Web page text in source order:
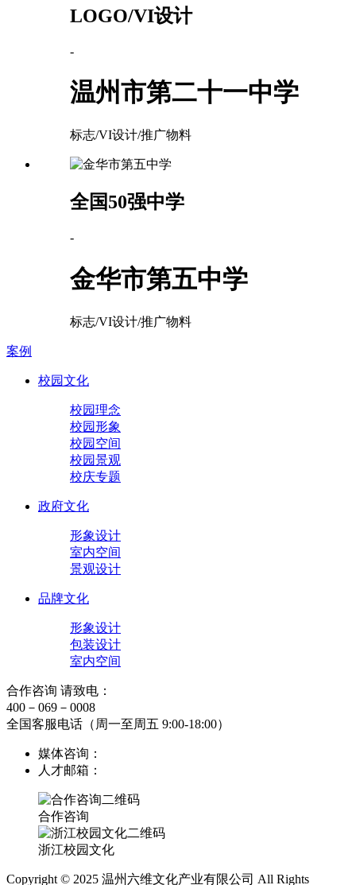
LOGO/VI设计
-
温州市第二十一中学
标志/VI设计/推广物料
全国50强中学
-
金华市第五中学
标志/VI设计/推广物料
案例
校园文化
校园理念
校园形象
校园空间
校园景观
校庆专题
政府文化
形象设计
室内空间
景观设计
品牌文化
形象设计
包装设计
室内空间
合作咨询 请致电：
400－069－0008
全国客服电话（周一至周五 9:00-18:00）
媒体咨询：
人才邮箱：
合作咨询
浙江校园文化
Copyright © 2025 温州六维文化产业有限公司 All Rights